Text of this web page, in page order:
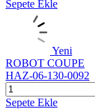
Sepete Ekle
Yeni
ROBOT COUPE
HAZ-06-130-0092
Sepete Ekle